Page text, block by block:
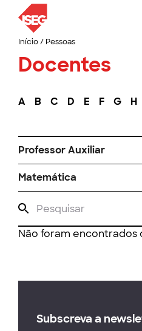
Início/ Pessoas
Docentes
A B C D E F G H
Professor Auxiliar
Matemática
Não foram encontrados
Subscreva a